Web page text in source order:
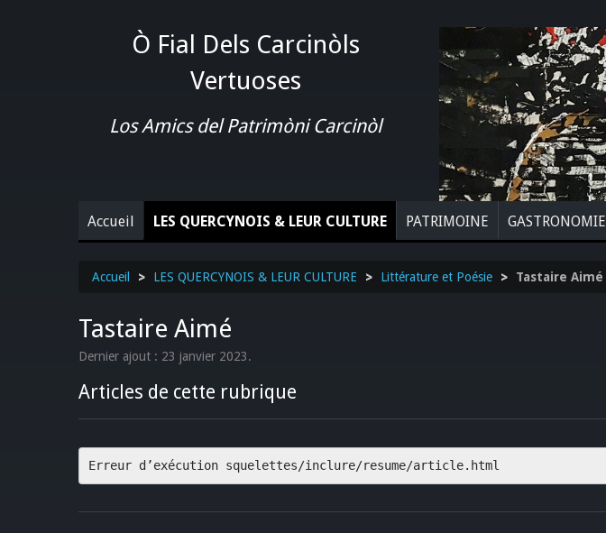
Ò Fial Dels Carcinòls
Vertuoses
Los Amics del Patrimòni Carcinòl
Accueil LES QUERCYNOIS & LEUR CULTURE PATRIMOINE GASTRONOMIE
Accueil > LES QUERCYNOIS & LEUR CULTURE > Littérature et Poésie > Tastaire Aimé
Tastaire Aimé
Dernier ajout : 23 janvier 2023.
Articles de cette rubrique
Erreur d’exécution squelettes/inclure/resume/article.html